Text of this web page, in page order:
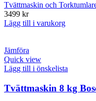
Tvättmaskin och
3499 kr
Lägg till i varukorg
Jämföra
Quick view
Lägg till i önskelista
Tvättmaskin 8 kg